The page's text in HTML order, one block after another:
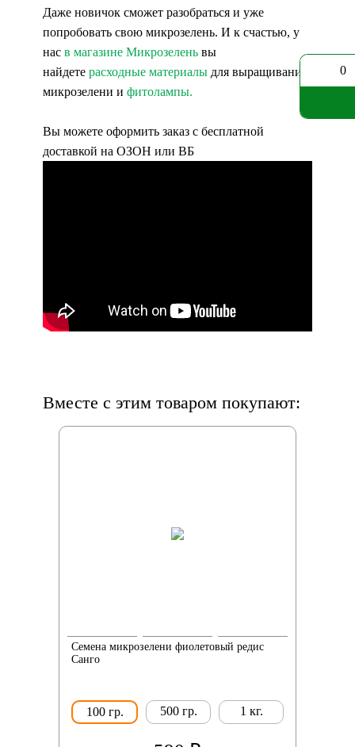
0
Даже новичок сможет разобраться и уже
попробовать свою микрозелень. И к счастью, у
нас в магазине Микрозелень вы
найдете расходные материалы для выращивания
микрозелени и фитолампы.
Вы можете оформить заказ с бесплатной
доставкой на ОЗОН или ВБ
Вместе с этим товаром покупают:
Семена микрозелени фиолетовый редис
Санго
100 гр. 500 гр. 1 кг.